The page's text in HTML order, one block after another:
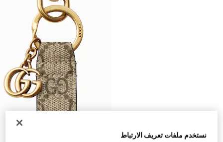
نستخدم ملفات تعريف الارتباط